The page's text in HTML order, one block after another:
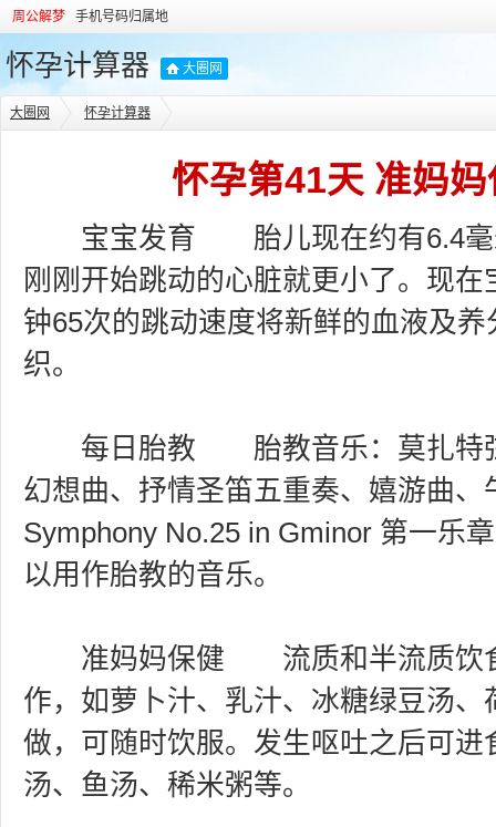
周公解梦 手机号码归属地
怀孕计算器 大圈网
大圈网 怀孕计算器
怀孕第41天 准妈
宝宝发育 胎儿现在约有6.4毫
刚刚开始跳动的心脏就更小了。现
钟65次的跳动速度将新鲜的血液及
织。
每日胎教 胎教音乐：莫扎特弦
幻想曲、抒情圣笛五重奏、嬉游曲、
Symphony No.25 in Gminor 第一乐
以用作胎教的音乐。
准妈妈保健 流质和半流质饮食
作，如萝卜汁、乳汁、冰糖绿豆汤、
做，可随时饮服。发生呕吐之后可
汤、鱼汤、稀米粥等。